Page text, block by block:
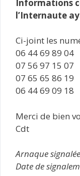
Informations
l’Internaute
Ci-joint les
06 44 69 89 04
07 56 97 15 07
07 65 65 86 19
06 44 69 09 18
Merci de bien
Cdt
Arnaque
Date de